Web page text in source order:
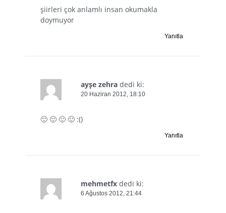
şiirleri çok anlamlı insan okumakla
doymuyor
Yanıtla
ayşe zehra dedi ki:
20 Haziran 2012, 18:10
🙂 🙂 🙂 🙂 :()
Yanıtla
mehmetfx dedi ki:
6 Ağustos 2012, 21:44